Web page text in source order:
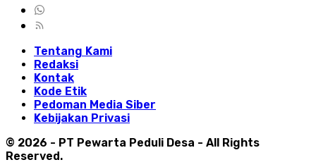
Tentang Kami
Redaksi
Kontak
Kode Etik
Pedoman Media Siber
Kebijakan Privasi
© 2026 - PT Pewarta Peduli Desa - All Rights
Reserved.